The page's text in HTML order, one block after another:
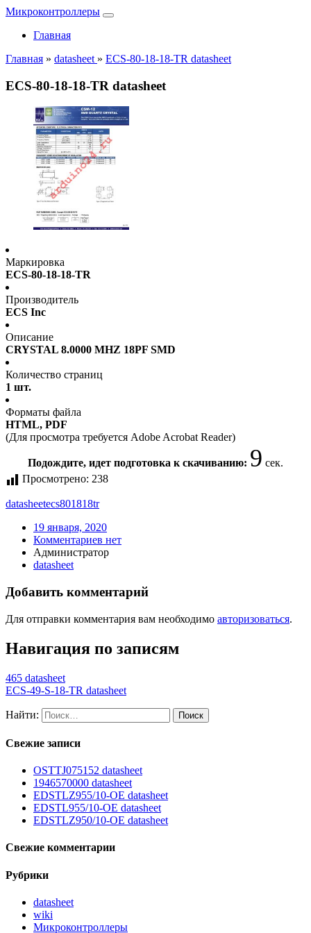
Микроконтроллеры
Главная
Главная » datasheet » ECS-80-18-18-TR datasheet
ECS-80-18-18-TR datasheet
Маркировка
ECS-80-18-18-TR
Производитель
ECS Inc
Описание
CRYSTAL 8.0000 MHZ 18PF SMD
Количество страниц
1 шт.
Форматы файла
HTML, PDF
(Для просмотра требуется Adobe Acrobat Reader)
Подождите, идет подготовка к скачиванию: 9 сек.
Просмотрено: 238
datasheetecs801818tr
19 января, 2020
Комментариев нет
Администратор
datasheet
Добавить комментарий
Для отправки комментария вам необходимо авторизоваться.
Навигация по записям
465 datasheet
ECS-49-S-18-TR datasheet
Найти:
Свежие записи
OSTTJ075152 datasheet
1946570000 datasheet
EDSTLZ955/10-OE datasheet
EDSTL955/10-OE datasheet
EDSTLZ950/10-OE datasheet
Свежие комментарии
Рубрики
datasheet
wiki
Микроконтроллеры